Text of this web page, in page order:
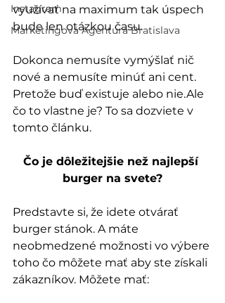
Instagram
Marketingová Agentúra Bratislava
využívať na maximum tak úspech
bude len otázkou času.
Dokonca nemusíte vymýšlať nič
nové a nemusíte minúť ani cent.
Pretože buď existuje alebo nie.Ale
čo to vlastne je? To sa dozviete v
tomto článku.
Čo je dôležitejšie než najlepší
burger na svete?
Predstavte si, že idete otvárať
burger stánok. A máte
neobmedzené možnosti vo výbere
toho čo môžete mať aby ste získali
zákazníkov. Môžete mať: